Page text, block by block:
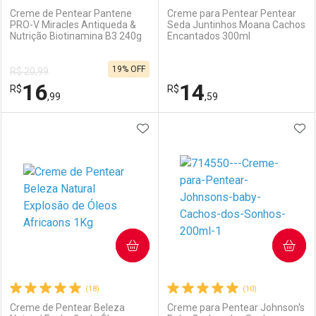
Ativar Desconto
Comprar sem Desconto
Por R$ 13,49/cada
Comprar sem Desconto
Por R$ 13,49/cada
Comprar sem Desconto
Por R$ 22,53/cada
Por R$ 22,53/cada
Creme de Pentear Pantene
PRO-V Miracles Antiqueda &
Nutrição Biotinamina B3 240g
R$ 20,99
R$16,99
19% OFF
Laboratório
Por Menos
Creme para Pentear Pentear
Seda Juntinhos Moana Cachos
Encantados 300ml
R$14,59
Laboratório
Por Menos
(18)
Creme de Pentear Beleza
ADICIONAR AOS FAVORITOS
COMPRAR
(10)
Creme para Pentear Johnson's
COMPRAR